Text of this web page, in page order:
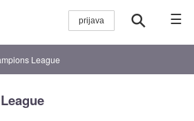
☰
League